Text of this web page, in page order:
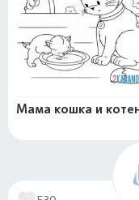
Мама кошка и